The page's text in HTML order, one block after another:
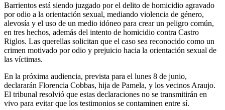
Barrientos está siendo juzgado por el delito de homicidio agravado
por odio a la orientación sexual, mediando violencia de género,
alevosía y el uso de un medio idóneo para crear un peligro común,
en tres hechos, además del intento de homicidio contra Castro
Riglos. Las querellas solicitan que el caso sea reconocido como un
crimen motivado por odio y prejuicio hacia la orientación sexual de
las víctimas.
En la próxima audiencia, prevista para el lunes 8 de junio,
declararán Florencia Cobbas, hija de Pamela, y los vecinos Araujo.
El tribunal resolvió que estas declaraciones no se transmitirán en
vivo para evitar que los testimonios se contaminen entre sí.